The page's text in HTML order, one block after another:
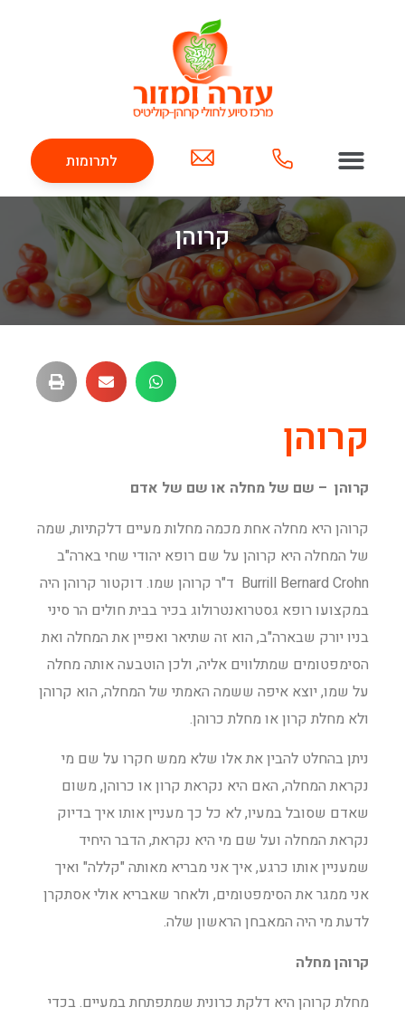
לתרומות
קרוהן
קרוהן
קרוהן – שם של מחלה או שם של אדם
קרוהן היא מחלה אחת מכמה מחלות מעיים דלקתיות, שמה
של המחלה היא קרוהן על שם רופא יהודי שחי בארה"ב
Burrill Bernard Crohn ד"ר קרוהן שמו. דוקטור קרוהן היה
במקצועו רופא גסטרואנטרולוג בכיר בבית חולים הר סיני
בניו יורק שבארה"ב, הוא זה שתיאר ואפיין את המחלה ואת
הסימפטומים שמתלווים אליה, ולכן הוטבעה אותה מחלה
על שמו, יוצא איפה ששמה האמתי של המחלה, הוא קרוהן
ולא מחלת קרון או מחלת כרוהן.
ניתן בהחלט להבין את אלו שלא ממש חקרו על שם מי
נקראת המחלה, האם היא נקראת קרון או כרוהן, משום
שאדם שסובל במעיו, לא כל כך מעניין אותו איך בדיוק
נקראת המחלה ועל שם מי היא נקראת, הדבר היחיד
שמעניין אותו כרגע, איך אני מבריא מאותה "קללה" ואיך
אני ממגר את הסימפטומים, ולאחר שאבריא אולי אסתקרן
לדעת מי היה המאבחן הראשון שלה.
קרוהן מחלה
מחלת קרוהן היא דלקת כרונית שמתפתחת במעיים. בכדי